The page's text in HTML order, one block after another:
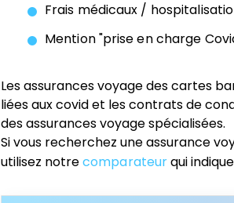
Frais médicaux /
Mention "prise en charge
Les assurances voyage des cartes
liées aux covid et les contrats de
des assurances voyage spécialisées.
Si vous recherchez une assurance
utilisez notrecomparateurqui